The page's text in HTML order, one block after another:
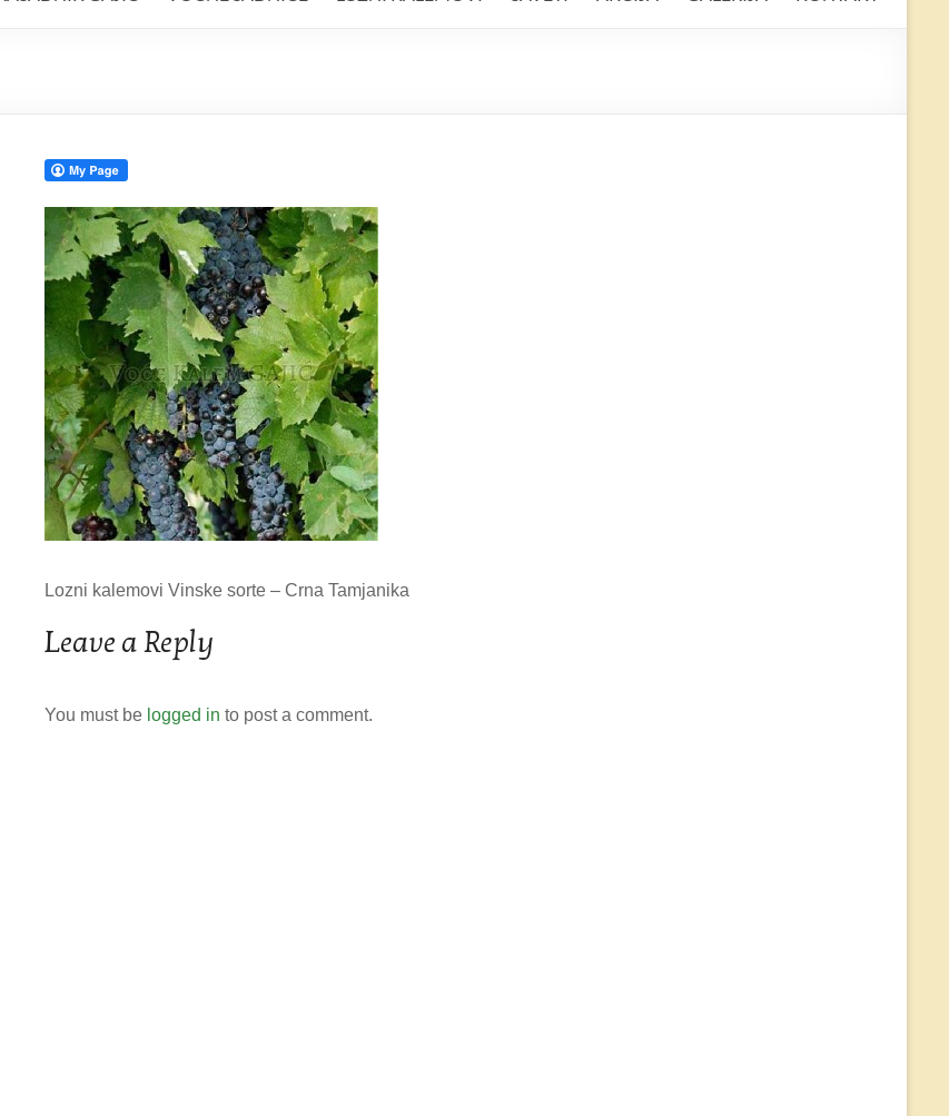
Lozni kalemovi Vinske sorte – Crna Tamjanika
Leave a Reply
You must be logged in to post a comment.